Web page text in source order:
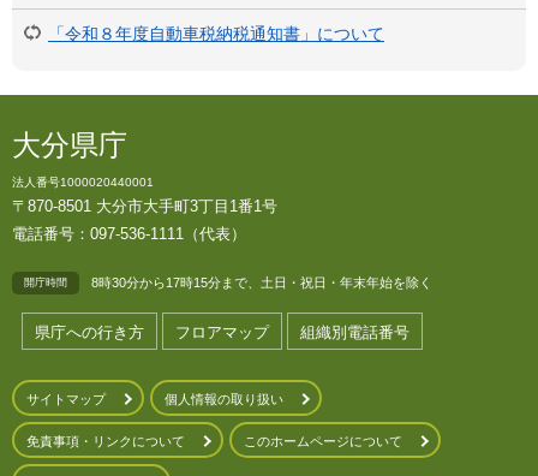
「令和８年度自動車税納税通知書」について
大分県庁
法人番号1000020440001
〒870-8501 大分市大手町3丁目1番1号
電話番号：097-536-1111（代表）
開庁時間 8時30分から17時15分まで、土日・祝日・年末年始を除く
県庁への行き方 フロアマップ 組織別電話番号
サイトマップ 個人情報の取り扱い
免責事項・リンクについて このホームページについて